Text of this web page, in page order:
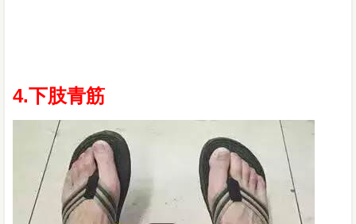
4.下肢青筋